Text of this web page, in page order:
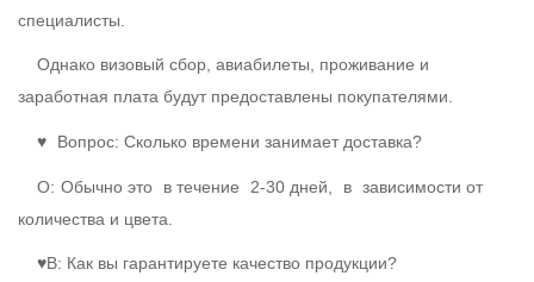
специалисты.
Однако визовый сбор, авиабилеты, проживание и
заработная плата будут предоставлены покупателями.
♥ Вопрос: Сколько времени занимает доставка?
О: Обычно это в течение 2-30 дней, в зависимости от
количества и цвета.
♥В: Как вы гарантируете качество продукции?